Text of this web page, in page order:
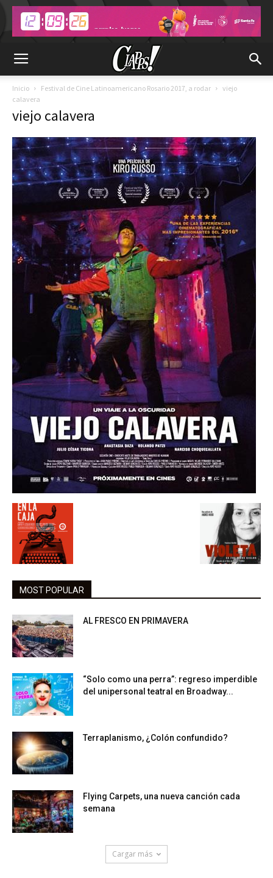
Inicio Festival de Cine Latinoamericano Rosario 2017, a rodar
viejo
calavera
viejo calavera
MOST POPULAR
AL FRESCO EN PRIMAVERA
“Solo como una perra”: regreso imperdible
del unipersonal teatral en Broadway...
Terraplanismo, ¿Colón confundido?
Flying Carpets, una nueva canción cada
semana
Cargar más